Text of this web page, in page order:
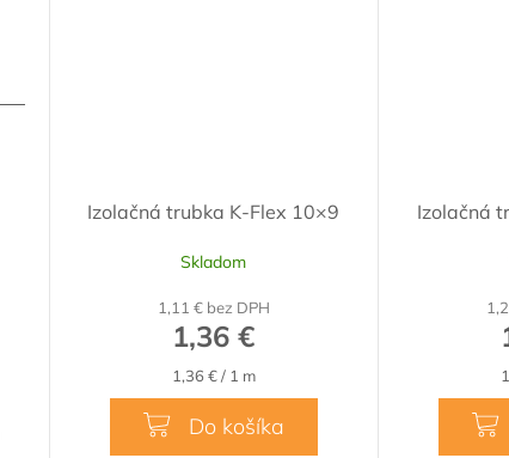
Izolačná trubka K-Flex 10×9
Skladom
1,11 € bez DPH
1,36 €
Jednotková
cena:
1,36 € / 1 m
Do košíka
Izolačná